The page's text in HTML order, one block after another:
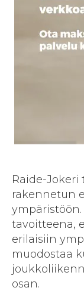
Raide-
rakennetun
tavoitteena,
erilaisiin
muodostaa
osan.